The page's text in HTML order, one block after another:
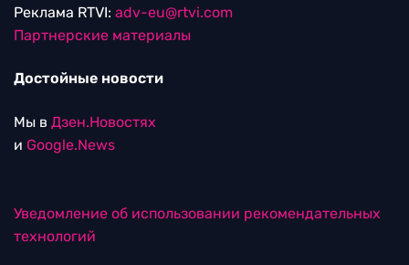
Реклама RTVI: adv-eu@rtvi.com
Партнерские материалы
Достойные новости
Мы в Дзен.Новостях
и Google.News
Уведомление об использовании рекомендательных
технологий